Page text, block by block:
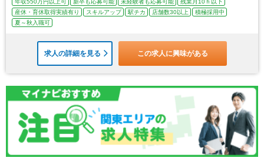
年収550万円以上可 新卒も応募可能 未経験者も応募可能
残業月10ｈ以下
産休・育休取得実績有り
スキルアップ 駅チカ 店舗数30以上
積極採用中
夏～秋入職可
求人の詳細を見る この求人に興味がある